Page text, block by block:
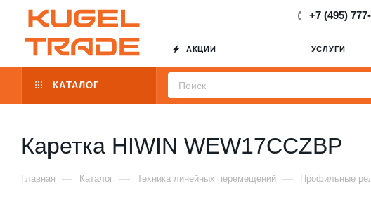
+7 (495)
АКЦИИ УСЛУГИ
КАТАЛОГ
Каретка HIWIN WEW17CCZBP
Главная — Каталог — Техника линейных перемещений — Профильные